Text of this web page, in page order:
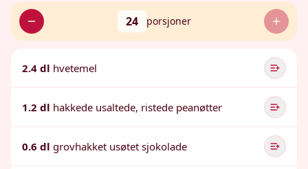
24 porsjoner
2.4 dl hvetemel
1.2 dl hakkede usaltede, ristede peanøtter
0.6 dl grovhakket usøtet sjokolade